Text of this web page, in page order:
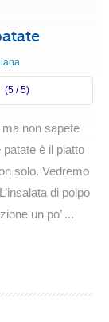
(5 /5)
non sapete
patate è il piatto
solo. Vedremo
di polpo
un po’ ...